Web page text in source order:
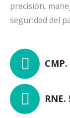
precisión,
seguridad del
CMP.
RNE.